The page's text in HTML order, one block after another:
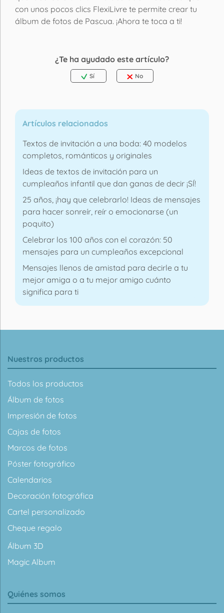
con unos pocos clics FlexiLivre te permite crear tu
álbum de fotos de Pascua. ¡Ahora te toca a ti!
¿Te ha ayudado este artículo?
Sí No
Artículos relacionados
Textos de invitación a una boda: 40 modelos
completos, románticos y originales
Ideas de textos de invitación para un
cumpleaños infantil que dan ganas de decir ¡SÍ!
25 años, ¡hay que celebrarlo! Ideas de mensajes
para hacer sonreír, reír o emocionarse (un
poquito)
Celebrar los 100 años con el corazón: 50
mensajes para un cumpleaños excepcional
Mensajes llenos de amistad para decirle a tu
mejor amiga o a tu mejor amigo cuánto
significa para ti
Nuestros productos
Todos los productos
Álbum de fotos
Impresión de fotos
Cajas de fotos
Marcos de fotos
Póster fotográfico
Calendarios
Decoración fotográfica
Cartel personalizado
Cheque regalo
Álbum 3D
Magic Album
Quiénes somos